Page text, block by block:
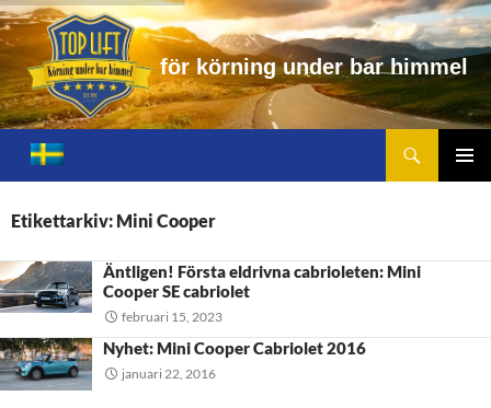
för körning under bar himme
Toplift.se – för körning under bar himmel
HOPPA
TILL
Etikettarkiv: Mini Cooper
Äntligen! Första eldrivna cabrioleten: Mini
Cooper SE cabriolet
februari 15, 2023
Nyhet: Mini Cooper Cabriolet 2016
januari 22, 2016